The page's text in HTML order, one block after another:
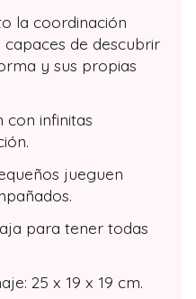
la coordinación
de descubrir
y sus propias
con infinitas
jueguen
para tener todas
25 x 19 x 19 cm.